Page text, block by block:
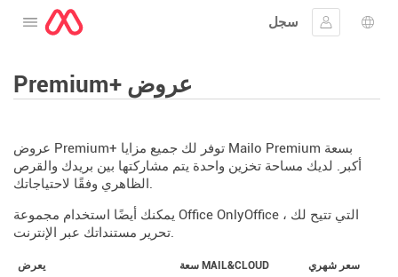
افتح القائمة
سجل
الدخولاللغة
Premium+ عروض
عروض Premium+ توفر لك جميع مزايا Mailo Premium بسعة
أكبر. لديك مساحة تخزين واحدة يتم مشاركتها بين بريدك والقرص
الظاهري وفقًا لاحتياجاتك.
يمكنك أيضًا استخدام مجموعة Office OnlyOffice ، التي تتيح لك
تحرير مستنداتك عبر الإنترنت.
يعرض سعة MAIL&CLOUD سعر شهري